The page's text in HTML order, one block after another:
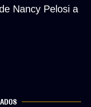
Nancy Pelosi a